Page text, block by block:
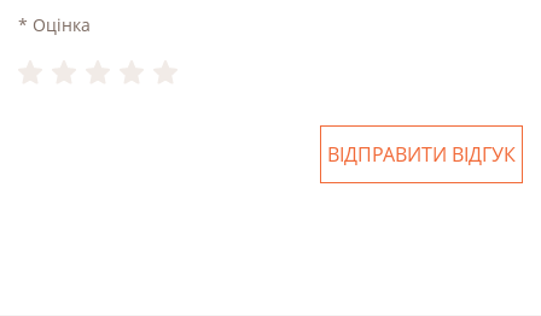
* Оцінка
ВІДПРАВИТИ ВІДГУК